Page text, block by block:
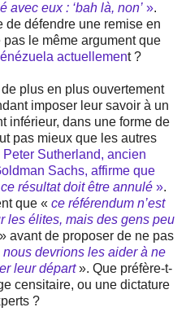
avec eux : ‘bah là, non’ ».
défendre une remise en
le même argument que
actuellement ?
plus en plus ouvertement
imposer leur savoir à un
inférieur, dans une forme de
pas mieux que les autres
Peter Sutherland, ancien
Sachs, affirme que
résultat doit être annulé ».
que « ce référendum n’est
les élites, mais des gens peu
» avant de proposer de ne pas
nous devrions les aider à ne
leur départ ». Que préfère-t-
censitaire, ou une dictature
?